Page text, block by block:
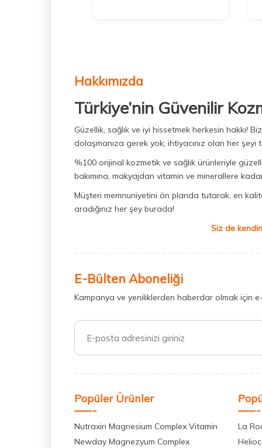
Nuxe Vücut Bakım Serisi
Vichy Güneş Ürünleri
Sebamed Şampuanları(8)
Bioxcin Güneş Ürünleri(8)
Vichy Vücut Bakım
Sitikolin
Hakkımızda
Türkiye’nin Güvenilir
Güzellik, sağlık ve iyi hissetmek herkesin hakkı!
dolaşmanıza gerek yok; ihtiyacınız olan her şeyi
%100 orijinal kozmetik ve sağlık ürünleriyle
bakımına, makyajdan vitamin ve minerallere
Müşteri memnuniyetini ön planda tutarak, en
aradığınız her şey burada!
Siz de
E-Bülten Aboneliği
Kampanya ve yeniliklerden haberdar olmak için
Popüler Ürünler
Nutraxin Magnesium Complex Vitamin
Newday Magnezyum Complex
La